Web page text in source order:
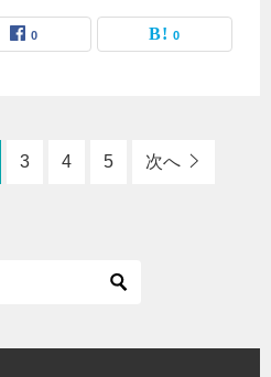
0 0
3 4 5 次へ